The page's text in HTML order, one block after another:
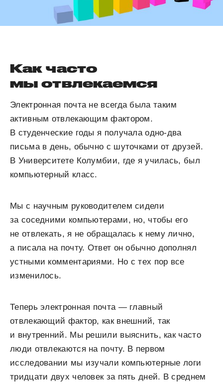
Как часто
мы отвлекаемся
Электронная почта не всегда была таким
активным отвлекающим фактором.
В студенческие годы я получала одно-два
письма в день, обычно с шуточками от друзей.
В Университете Колумбии, где я училась, был
компьютерный класс.
Мы с научным руководителем сидели
за соседними компьютерами, но, чтобы его
не отвлекать, я не обращалась к нему лично,
а писала на почту. Ответ он обычно дополнял
устными комментариями. Но с тех пор все
изменилось.
Теперь электронная почта — главный
отвлекающий фактор, как внешний, так
и внутренний. Мы решили выяснить, как часто
люди отвлекаются на почту. В первом
исследовании мы изучали компьютерные логи
тридцати двух человек за пять дней. В среднем